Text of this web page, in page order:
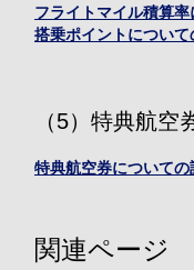
フライトマイル積算
搭乗ポイントについ
（5）特典航空
特典航空券についての
関連ページ